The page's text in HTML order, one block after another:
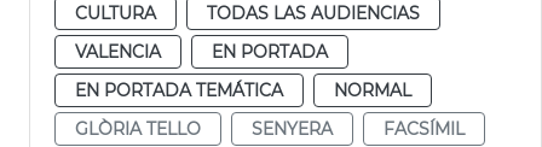
CULTURA
TODAS LAS AUDIENCIAS
VALENCIA
EN PORTADA
EN PORTADA TEMÁTICA
NORMAL
GLÒRIA TELLO
SENYERA
FACSÍMIL